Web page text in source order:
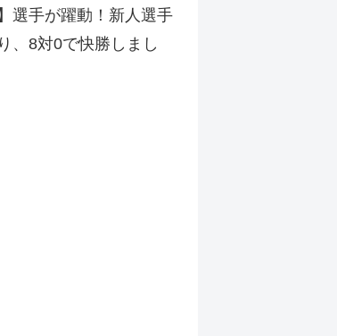
選手が躍動！新人選手
、8対0で快勝しまし